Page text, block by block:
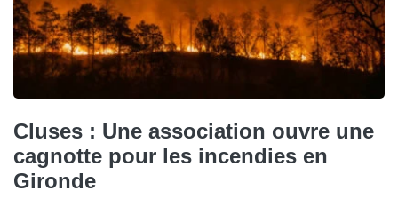
Cluses : Une association ouvre une
cagnotte pour les incendies en
Gironde